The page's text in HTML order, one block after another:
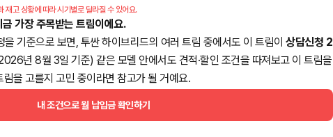
재고 상황에 따라 시기별로 달라질 수 있어요.
가장 주목받는 트림이에요.
기준으로 보면, 투싼 하이브리드의 여러 트림 중에서도 이 트림이 상담신청 2
년 8월 3일 기준) 같은 모델 안에서도 견적·할인 조건을 따져보고 이 트림을
을 고를지 고민 중이라면 참고가 될 거예요.
내 조건으로 월 납입금 확인하기